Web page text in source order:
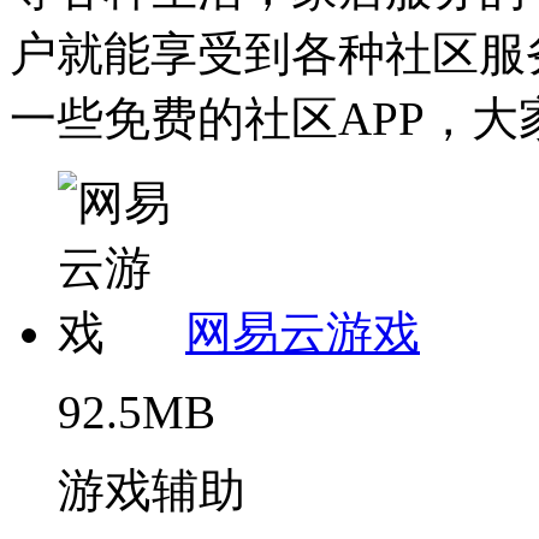
户就能享受到各种社区
一些免费的社区APP，大
网易云游戏
92.5MB
游戏辅助